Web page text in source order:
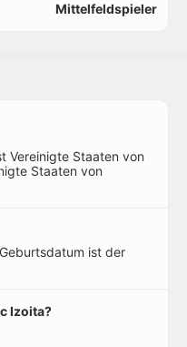
Mittelfeldspieler
Vereinigte Staaten von
Staaten von
ist der
Izoita?